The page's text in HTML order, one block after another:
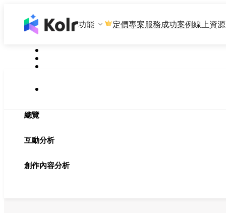
功能 定價專案服務成功案例線上資源
總覽
互動分析
創作內容分析